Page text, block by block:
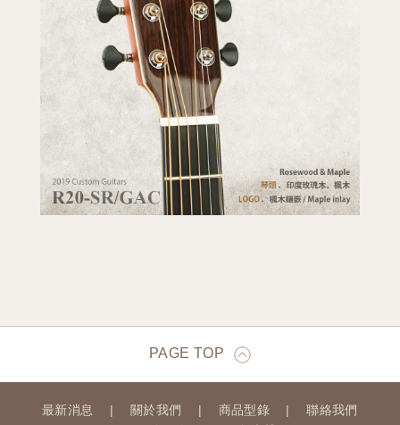
PAGE TOP
最新消息 關於我們 商品型錄
聯絡我們